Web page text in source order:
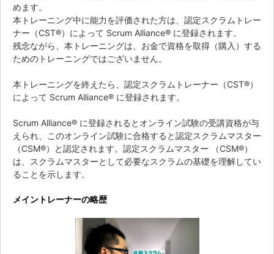
めます。
本トレーニング中に能力を評価された方は、認定スクラムトレー
ナー（CST®）によって Scrum Alliance® に登録されます。
残念ながら、本トレーニングは、お金で資格を取得（購入）する
ためのトレーニングではございません。
本トレーニングを終えたら、認定スクラムトレーナー（CST®）
によって Scrum Alliance® に登録されます。
Scrum Alliance® に登録されるとオンライン試験の受講資格が与
えられ、このオンライン試験に合格すると認定スクラムマスター
（CSM®）と認定されます。認定スクラムマスター （CSM®）
は、スクラムマスターとして必要なスクラムの基礎を理解してい
ることを示します。
メイントレーナーの略歴